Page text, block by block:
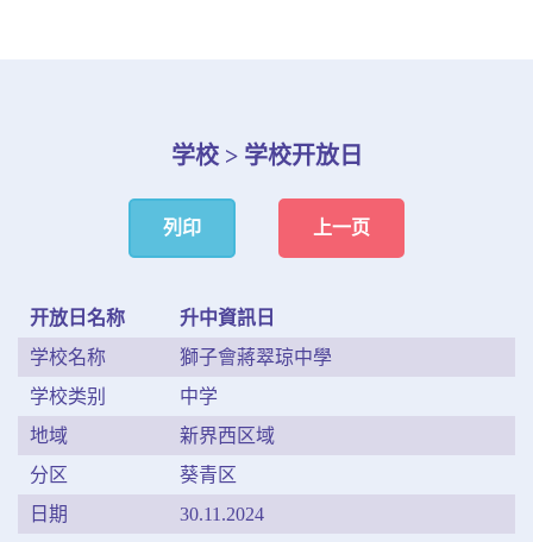
学校 > 学校开放日
列印 上一页
开放日名称
升中資訊日
学校名称
獅子會蔣翠琼中學
学校类别
中学
地域
新界西区域
分区
葵青区
日期
30.11.2024